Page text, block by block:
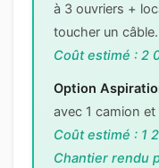
à 3 ouvriers +
toucher un câble.
Coût estimé : 2
Option
avec 1 camion
Coût estimé : 1
Chantier rendu